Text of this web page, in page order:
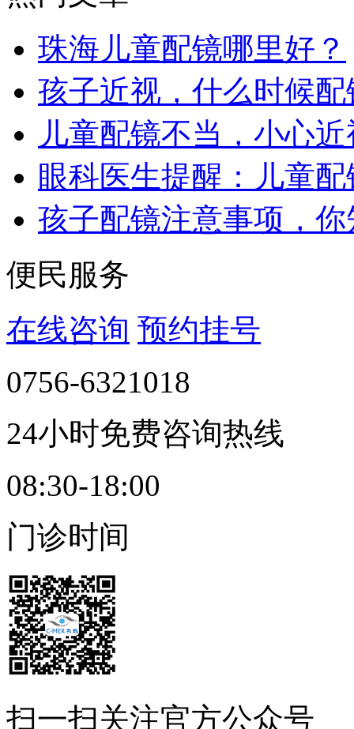
珠海儿童配镜哪里好？
孩子近视，什么时候配
儿童配镜不当，小心
眼科医生提醒：儿童
孩子配镜注意事项，你
便民服务
在线咨询 预约挂号
0756-6321018
24小时免费咨询热线
08:30-18:00
门诊时间
扫一扫关注官方公众号